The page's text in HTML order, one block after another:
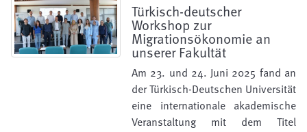
Türkisch-deutscher
Workshop zur
Migrationsökonomie an
unserer Fakultät
Am 23. und 24. Juni 2025 fand an
der Türkisch-Deutschen Universität
eine internationale akademische
Veranstaltung mit dem Titel